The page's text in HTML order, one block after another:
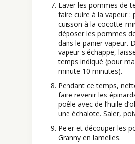
Laver les pommes de
faire cuire à la vapeur :
cuisson à la cocotte-
déposer les pommes
dans le panier vapeur.
vapeur s'échappe,
temps indiqué (pour
minute 10 minutes).
Pendant ce temps,
faire revenir les
poêle avec de l’huile
une échalote. Saler,
Peler et découper les
Granny en lamelles.